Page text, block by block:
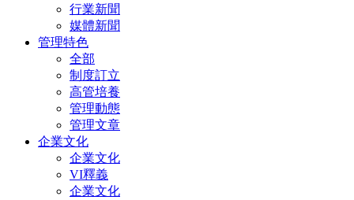
行業新聞
媒體新聞
管理特色
全部
制度訂立
高管培養
管理動態
管理文章
企業文化
企業文化
VI釋義
企業文化